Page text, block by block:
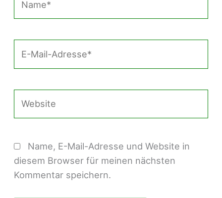
Mail-
Name, E-Mail-Adresse und Website in
diesem Browser für meinen nächsten
Kommentar speichern.